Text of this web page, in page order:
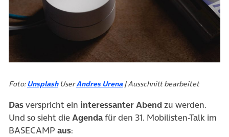
Foto: Unsplash(öffnet in neuem Tab)
UserAndres Urena(öffnet in neuem Tab)
| Ausschnitt bearbeitet
Dasverspricht ein interessanter Abend zu werden.
Und so sieht dieAgendafür den 31. Mobilisten-Talk im
BASECAMP aus: